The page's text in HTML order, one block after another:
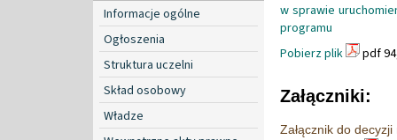
Informacje ogólne
Ogłoszenia
Struktura uczelni
Skład osobowy
Władze
w sprawie
programu
Pobierz plik
pdf
Załączniki:
Załącznik do